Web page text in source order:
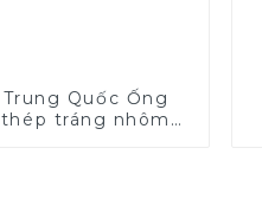
Trung Quốc Ống
thép tráng nhôm